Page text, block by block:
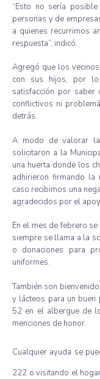
“Esto no sería
personas y de
a quienes recurrimos
respuesta”, indicó.
Agregó que los
con sus hijos, por lo
satisfacción por
conflictivos ni
detrás.
A modo de valorar
solicitaron a la
una huerta donde los
adhirieron firmando la
caso recibimos una
agradecidos por el
En el mes de febrero
siempre se llama a la
o donaciones para
uniformes.
También son
y lácteos para un buen
52 en el albergue de
menciones de honor.
Cualquier ayuda se
222 o visitando el